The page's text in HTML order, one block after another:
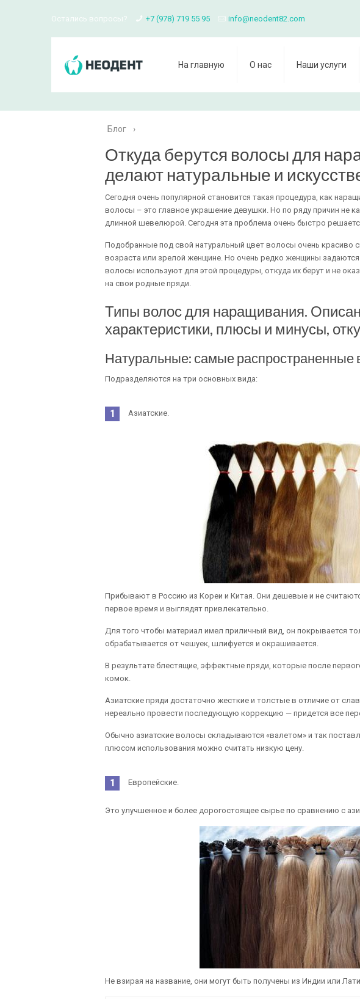
Остались вопросы? +7 (978) 719 55 95 info@neodent82.com
На главную О нас Наши услуги
Блог ›
Откуда берутся волосы для
делают натуральные и
Сегодня очень популярной становится такая процедура, как
волосы – это главное украшение девушки. Но по ряду причин не
длинной шевелюрой. Сегодня эта проблема очень быстро
Подобранные под свой натуральный цвет волосы очень красиво
возраста или зрелой женщине. Но очень редко женщины задаются
волосы используют для этой процедуры, откуда их берут и не
на свои родные пряди.
Типы волос для наращивания.
характеристики, плюсы и минусы,
Натуральные: самые распространенные
Подразделяются на три основных вида:
Азиатские.
Прибывают в Россию из Кореи и Китая. Они дешевые и не
первое время и выглядят привлекательно.
Для того чтобы материал имел приличный вид, он покрывается
обрабатывается от чешуек, шлифуется и окрашивается.
В результате блестящие, эффектные пряди, которые после
комок.
Азиатские пряди достаточно жесткие и толстые в отличие от
нереально провести последующую коррекцию — придется все
Обычно азиатские волосы складываются «валетом» и так
плюсом использования можно считать низкую цену.
Европейские.
Это улучшенное и более дорогостоящее сырье по сравнению с
Не взирая на название, они могут быть получены из Индии или